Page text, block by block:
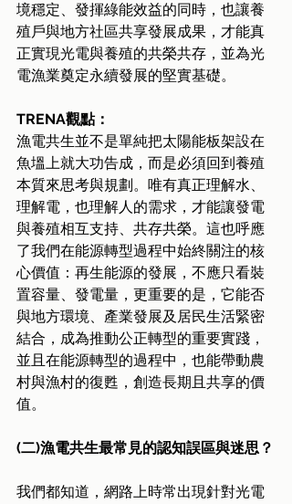
境穩定、發揮綠能效益的同時，也讓養
殖戶與地方社區共享發展成果，才能真
正實現光電與養殖的共榮共存，並為光
電漁業奠定永續發展的堅實基礎。
TRENA觀點：
漁電共生並不是單純把太陽能板架設在
魚塭上就大功告成，而是必須回到養殖
本質來思考與規劃。唯有真正理解水、
理解電，也理解人的需求，才能讓發電
與養殖相互支持、共存共榮。這也呼應
了我們在能源轉型過程中始終關注的核
心價值：再生能源的發展，不應只看裝
置容量、發電量，更重要的是，它能否
與地方環境、產業發展及居民生活緊密
結合，成為推動公正轉型的重要實踐，
並且在能源轉型的過程中，也能帶動農
村與漁村的復甦，創造長期且共享的價
值。
(二)漁電共生最常見的認知誤區與迷思？
我們都知道，網路上時常出現針對光電